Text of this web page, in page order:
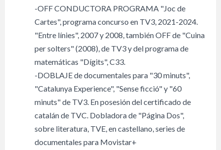
-OFF CONDUCTORA PROGRAMA "Joc de
Cartes", programa concurso en TV3, 2021-2024.
"Entre línies", 2007 y 2008, también OFF de "Cuina
per solters" (2008), de TV3 y del programa de
matemáticas "Dígits", C33.
-DOBLAJE de documentales para "30 minuts",
"Catalunya Experience", "Sense ficció" y "60
minuts" de TV3. En posesión del certificado de
catalán de TVC. Dobladora de "Página Dos",
sobre literatura, TVE, en castellano, series de
documentales para Movistar+